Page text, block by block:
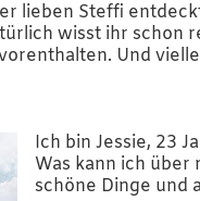
lieben Steffi
wisst ihr schon
Und
Ich bin Jessie, 23
Was kann ich über
schöne Dinge und